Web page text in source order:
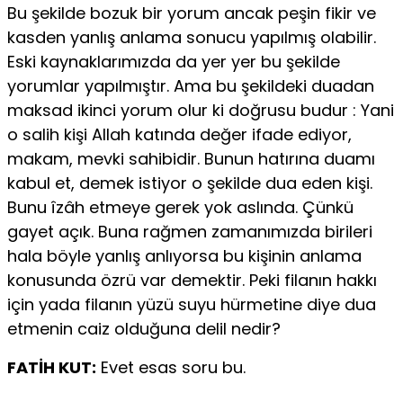
Bu şekilde bozuk bir yorum ancak peşin fikir ve
kasden yanlış anlama sonucu yapılmış olabilir.
Eski kaynaklarımızda da yer yer bu şekilde
yorumlar yapılmıştır. Ama bu şekildeki duadan
maksad ikinci yorum olur ki doğrusu budur : Yani
o salih kişi Allah katında değer ifade ediyor,
makam, mevki sahibidir. Bunun hatırına duamı
kabul et, demek istiyor o şekilde dua eden kişi.
Bunu îzâh etmeye gerek yok aslında. Çünkü
gayet açık. Buna rağmen zamanımızda birileri
hala böyle yanlış anlıyorsa bu kişinin anlama
konusunda özrü var demektir. Peki filanın hakkı
için yada filanın yüzü suyu hürmetine diye dua
etmenin caiz olduğuna delil nedir?
FATİH KUT: Evet esas soru bu.